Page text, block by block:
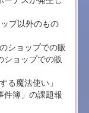
プ以外のもの
ショップでの販
ョップでの販
る魔法使い」
件簿」の課題報